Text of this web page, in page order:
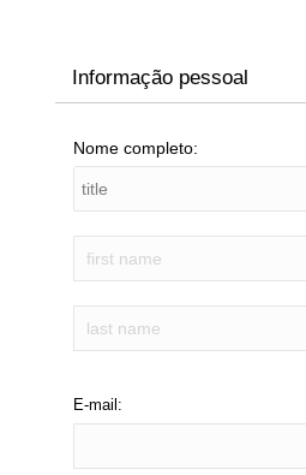
Informação pessoal
Nome completo:
E-mail: